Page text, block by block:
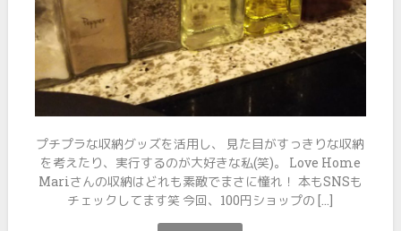
プチプラな収納グッズを活用し、 見た目がすっきりな収納
を考えたり、実行するのが大好きな私(笑)。 Love Home
Mariさんの収納はどれも素敵でまさに憧れ！ 本もSNSも
チェックしてます笑 今回、100円ショップの […]